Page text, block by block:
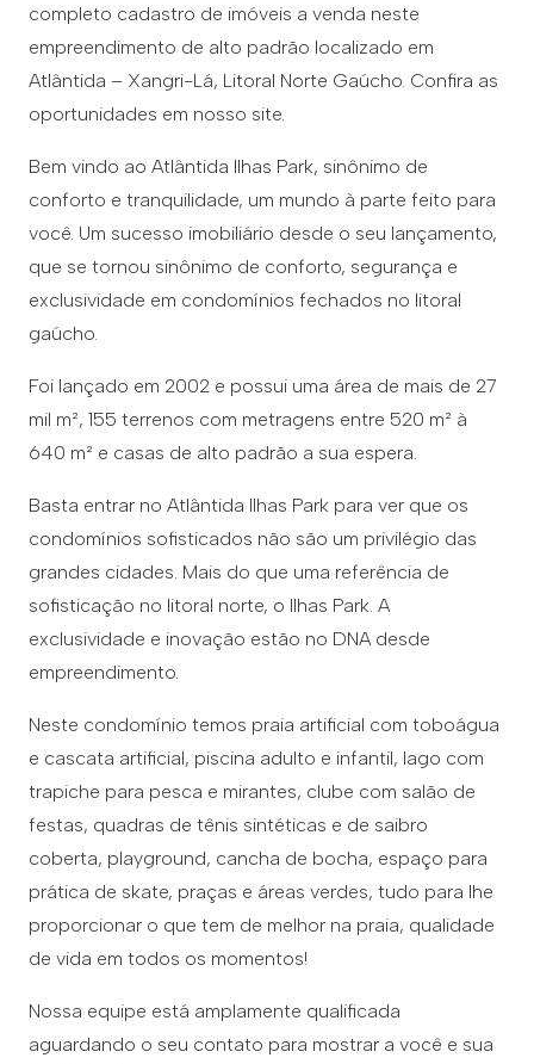
completo cadastro de imóveis a venda neste
empreendimento de alto padrão localizado em
Atlântida – Xangri-Lá, Litoral Norte Gaúcho. Confira as
oportunidades em nosso site.
Bem vindo ao Atlântida Ilhas Park, sinônimo de
conforto e tranquilidade, um mundo à parte feito para
você. Um sucesso imobiliário desde o seu lançamento,
que se tornou sinônimo de conforto, segurança e
exclusividade em condomínios fechados no litoral
gaúcho.
Foi lançado em 2002 e possui uma área de mais de 27
mil m², 155 terrenos com metragens entre 520 m² à
640 m² e casas de alto padrão a sua espera.
Basta entrar no Atlântida Ilhas Park para ver que os
condomínios sofisticados não são um privilégio das
grandes cidades. Mais do que uma referência de
sofisticação no litoral norte, o Ilhas Park. A
exclusividade e inovação estão no DNA desde
empreendimento.
Neste condomínio temos praia artificial com toboágua
e cascata artificial, piscina adulto e infantil, lago com
trapiche para pesca e mirantes, clube com salão de
festas, quadras de tênis sintéticas e de saibro
coberta, playground, cancha de bocha, espaço para
prática de skate, praças e áreas verdes, tudo para lhe
proporcionar o que tem de melhor na praia, qualidade
de vida em todos os momentos!
Nossa equipe está amplamente qualificada
aguardando o seu contato para mostrar a você e sua